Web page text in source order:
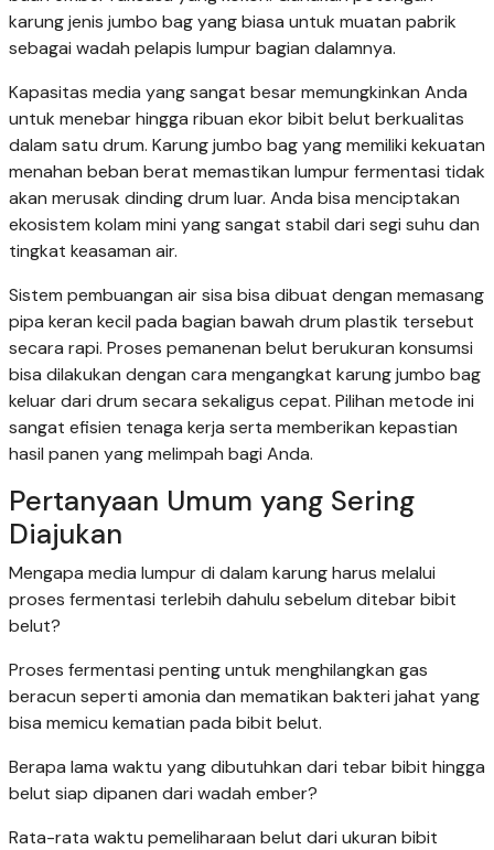
karung jenis jumbo bag yang biasa untuk muatan pabrik
sebagai wadah pelapis lumpur bagian dalamnya.
Kapasitas media yang sangat besar memungkinkan Anda
untuk menebar hingga ribuan ekor bibit belut berkualitas
dalam satu drum. Karung jumbo bag yang memiliki kekuatan
menahan beban berat memastikan lumpur fermentasi tidak
akan merusak dinding drum luar. Anda bisa menciptakan
ekosistem kolam mini yang sangat stabil dari segi suhu dan
tingkat keasaman air.
Sistem pembuangan air sisa bisa dibuat dengan memasang
pipa keran kecil pada bagian bawah drum plastik tersebut
secara rapi. Proses pemanenan belut berukuran konsumsi
bisa dilakukan dengan cara mengangkat karung jumbo bag
keluar dari drum secara sekaligus cepat. Pilihan metode ini
sangat efisien tenaga kerja serta memberikan kepastian
hasil panen yang melimpah bagi Anda.
Pertanyaan Umum yang Sering
Diajukan
Mengapa media lumpur di dalam karung harus melalui
proses fermentasi terlebih dahulu sebelum ditebar bibit
belut?
Proses fermentasi penting untuk menghilangkan gas
beracun seperti amonia dan mematikan bakteri jahat yang
bisa memicu kematian pada bibit belut.
Berapa lama waktu yang dibutuhkan dari tebar bibit hingga
belut siap dipanen dari wadah ember?
Rata-rata waktu pemeliharaan belut dari ukuran bibit